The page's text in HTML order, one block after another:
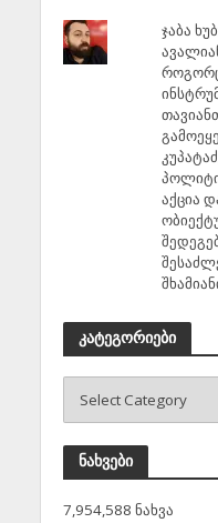
ჯაბა
აქცია
კატეგორიები
ნახვები
7,954,588 ნახვა